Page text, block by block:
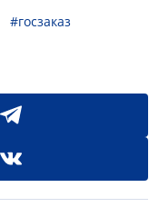
#госзаказ